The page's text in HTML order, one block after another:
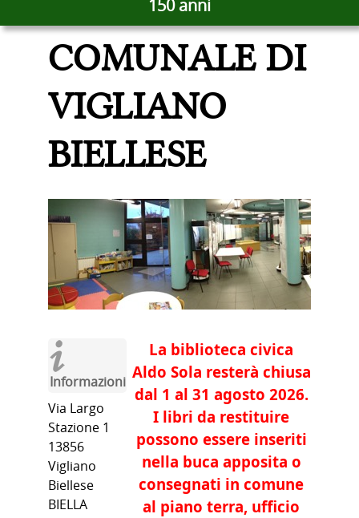
150 anni
BIBLIOTECA
COMUNALE DI
VIGLIANO
BIELLESE
Informazioni
Via Largo
Stazione 1
13856
Vigliano
Biellese
BIELLA
La biblioteca civica
Aldo Sola resterà chiusa
dal 1 al 31 agosto 2026.
I libri da restituire
possono essere inseriti
nella buca apposita o
consegnati in comune
al piano terra, ufficio